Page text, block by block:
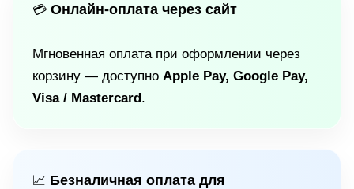
💳 Онлайн-оплата через сайт
Мгновенная оплата при оформлении через
корзину — доступно Apple Pay, Google Pay,
Visa / Mastercard.
📈 Безналичная оплата для